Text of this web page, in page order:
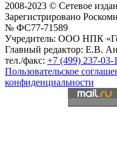
2008-2023 © Сетевое
Зарегистрировано
№ ФС77-71589
Учредитель: ООО НПК
Главный редактор: Е.В.
тел./факс: +7 (499) 237-03-
Пользовательское
конфиденциальности